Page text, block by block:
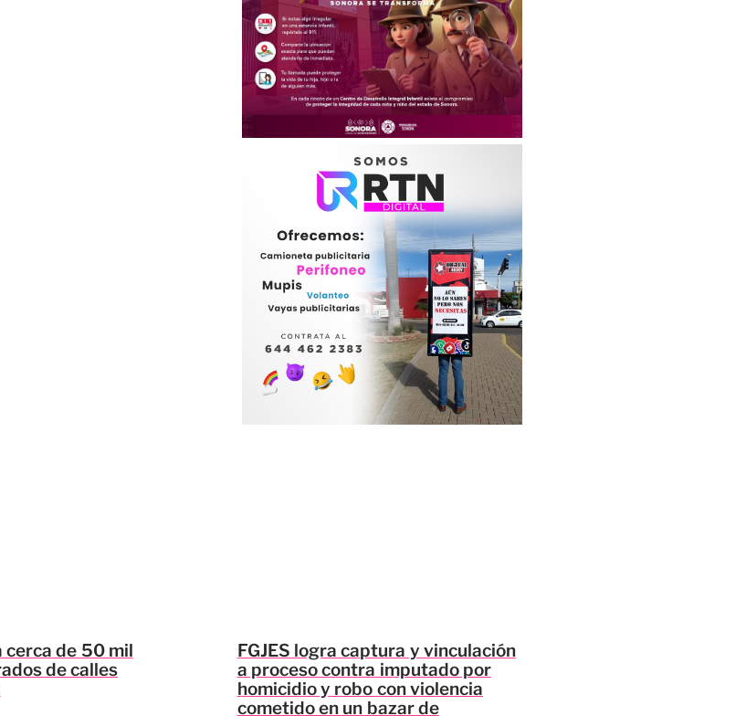
cerca de 50 mil
de calles
FGJES logra captura y vinculación
a proceso contra imputado por
homicidio y robo con violencia
cometido en un bazar de